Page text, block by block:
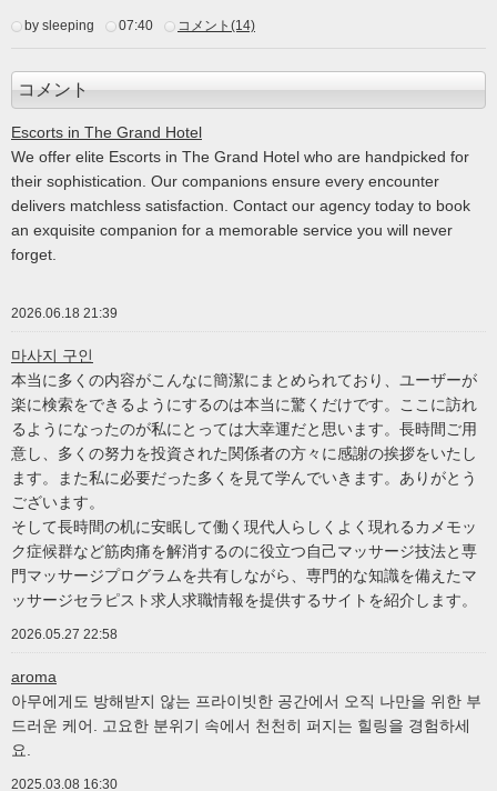
by sleeping 07:40 コメント(14)
コメント
Escorts in The Grand Hotel
We offer elite Escorts in The Grand Hotel who are handpicked for
their sophistication. Our companions ensure every encounter
delivers matchless satisfaction. Contact our agency today to book
an exquisite companion for a memorable service you will never
forget.
2026.06.18 21:39
마사지 구인
本当に多くの内容がこんなに簡潔にまとめられており、ユーザーが
楽に検索をできるようにするのは本当に驚くだけです。ここに訪れ
るようになったのが私にとっては大幸運だと思います。長時間ご用
意し、多くの努力を投資された関係者の方々に感謝の挨拶をいたし
ます。また私に必要だった多くを見て学んでいきます。ありがとう
ございます。
そして長時間の机に安眠して働く現代人らしくよく現れるカメモッ
ク症候群など筋肉痛を解消するのに役立つ自己マッサージ技法と専
門マッサージプログラムを共有しながら、専門的な知識を備えたマ
ッサージセラピスト求人求職情報を提供するサイトを紹介します。
2026.05.27 22:58
aroma
아무에게도 방해받지 않는 프라이빗한 공간에서 오직 나만을 위한 부
드러운 케어. 고요한 분위기 속에서 천천히 퍼지는 힐링을 경험하세
요.
2025.03.08 16:30